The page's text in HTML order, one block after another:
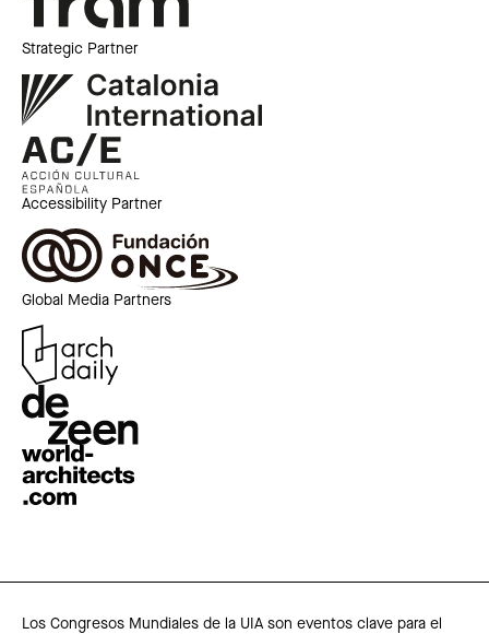
Strategic Partner
Accessibility Partner
Global Media Partners
Los Congresos Mundiales de la UIA son eventos clave para el